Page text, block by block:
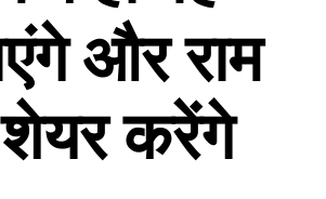
और राम
शेयर करेंगे